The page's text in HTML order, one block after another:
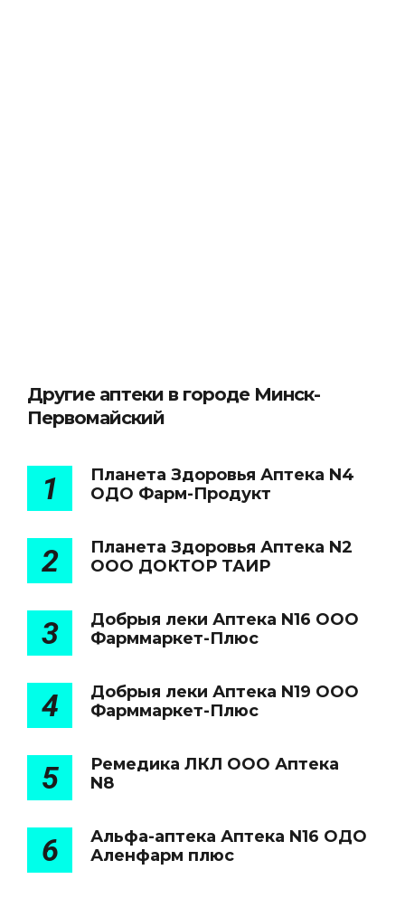
Другие аптеки в городе Минск-
Первомайский
1
Планета Здоровья Аптека N4
ОДО Фарм-Продукт
2
Планета Здоровья Аптека N2
ООО ДОКТОР ТАИР
3
Добрыя леки Аптека N16 ООО
Фарммаркет-Плюс
4
Добрыя леки Аптека N19 ООО
Фарммаркет-Плюс
5
Ремедика ЛКЛ ООО Аптека
N8
6
Альфа-аптека Аптека N16 ОДО
Аленфарм плюс